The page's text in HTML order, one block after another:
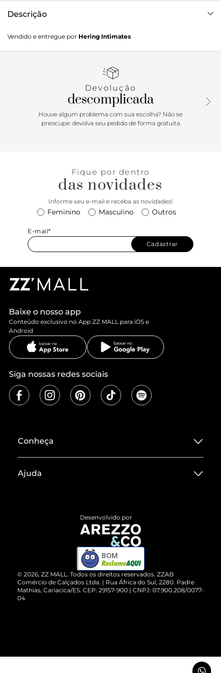
Descrição
malha de algodão flamê e modelagem regular levemente
mais solto. Camiseta com gola redonda e transfer com o
quem veste. Bermuda com modelagem reta e caimento
regularBordado no peitoCós de elástico
Vendido e entregue por Hering Intimates
Devolução
descomplicada
Houve algum problema com sua escolha? Não se
preocupe: devolva seu pedido de forma gratuita
Fique por dentro
das novidades
Informe seu e-mail e receba as novidades!
Feminino Masculino Outros
E-mail*
Cadastrar
Baixe o nosso app
Conteúdo exclusivo no App ZZ MALL para iOS e
Android
Siga nossas redes sociais
Conheça
Termos de Uso
ZZ MALL é confiável
Cartão Presente
Vendas Corporativas
Ajuda
Devolução do Produto
Compre pelo WhatsApp
© 2026, ZZ MALL. Todos os direitos reservados. ZZAB
Comércio de Calçados Ltda. | Rua África do Sul, 2280. Padre
Mathias, Cariacica/ES. CEP: 29157-900 | CNPJ: 07.900.208/0077-
04
Desenvolvido por
BOM